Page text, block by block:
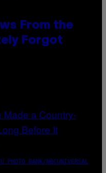
From the
Forgot
PHOTO BANK/NBCUNIVERSAL